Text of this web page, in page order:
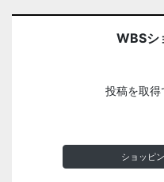
WBSシ
投稿を取得
ショッピ